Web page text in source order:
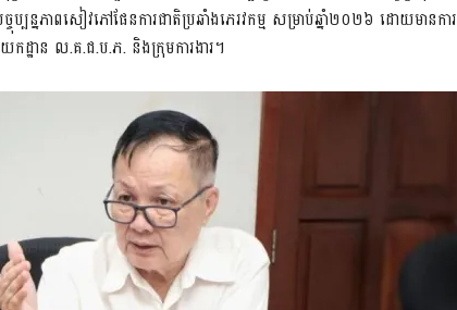
ប្បន្នភាពសៀវភៅផែនការជាតិប្រឆាំងភេរវកម្ម​ សម្រាប់ឆ្នាំ២០២៦​ ដោយមានការ
ដ្ឋាន ល.គ.ជ.ប.ភ. និងក្រុមការងារ។